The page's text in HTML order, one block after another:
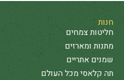
חנות
חליטות צמחים
מתנות ומארזים
שמנים אתריים
תה קלאסי מכל העולם